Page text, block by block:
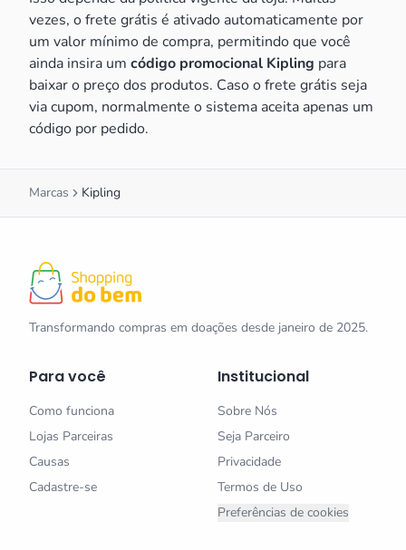
vezes, o frete grátis é ativado automaticamente por
um valor mínimo de compra, permitindo que você
ainda insira um código promocional Kipling para
baixar o preço dos produtos. Caso o frete grátis seja
via cupom, normalmente o sistema aceita apenas um
código por pedido.
Marcas Kipling
Transformando compras em doações desde janeiro de 2025.
Para você
Como funciona
Lojas Parceiras
Causas
Cadastre-se
Institucional
Sobre Nós
Seja Parceiro
Privacidade
Termos de Uso
Preferências de cookies